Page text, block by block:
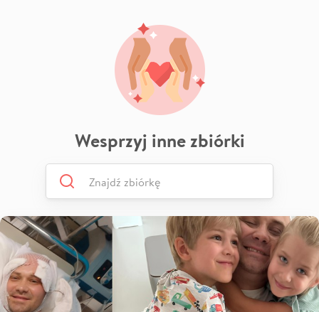
Wesprzyj inne zbiórki